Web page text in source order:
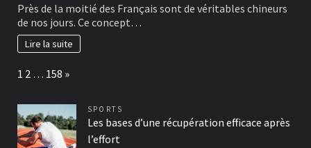
Près de la moitié des Français sont de véritables chineurs
de nos jours. Ce concept…
Lire la suite
Page:
1 2 … 158 Next
»
SPORTS
Les bases d’une récupération efficace après
l’effort